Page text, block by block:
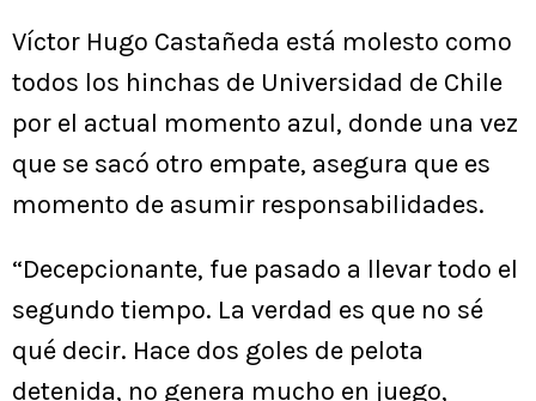
Víctor Hugo Castañeda está molesto como
todos los hinchas de Universidad de Chile
por el actual momento azul, donde una vez
que se sacó otro empate, asegura que es
momento de asumir responsabilidades.
“Decepcionante, fue pasado a llevar todo el
segundo tiempo. La verdad es que no sé
qué decir. Hace dos goles de pelota
detenida, no genera mucho en juego,